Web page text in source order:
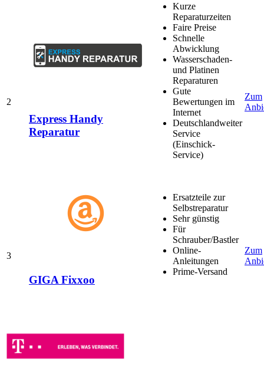
2
Express Handy
Reparatur
Kurze
Reparaturzeiten
Faire Preise
Schnelle
Abwicklung
Wasserschaden-
und Platinen
Reparaturen
Gute
Bewertungen im
Internet
Deutschlandweiter
Service
(Einschick-
Service)
Zum
3
GIGA Fixxoo
Ersatzteile zur
Selbstreparatur
Sehr günstig
Für
Schrauber/Bastler
Online-
Anleitungen
Prime-Versand
Zum